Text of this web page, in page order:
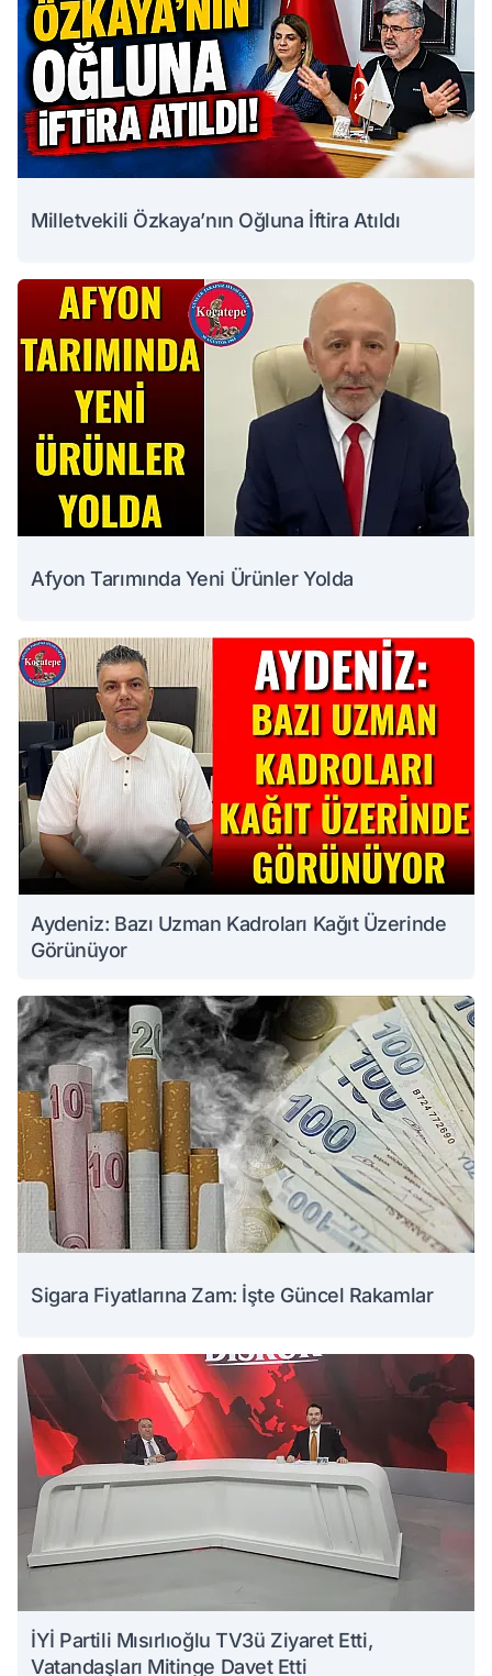
Milletvekili Özkaya’nın Oğluna İftira Atıldı
Afyon Tarımında Yeni Ürünler Yolda
Aydeniz: Bazı Uzman Kadroları Kağıt Üzerinde
Görünüyor
Sigara Fiyatlarına Zam: İşte Güncel Rakamlar
İYİ Partili Mısırlıoğlu TV3ü Ziyaret Etti,
Vatandaşları Mitinge Davet Etti